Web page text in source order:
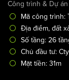
Thiết kế tòa
không gian
Công trình & Dự án
Mã công trình:
Địa điểm, đất